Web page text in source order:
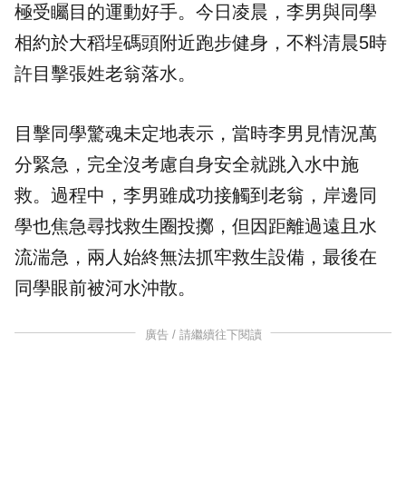
極受矚目的運動好手。今日凌晨，李男與同學
相約於大稻埕碼頭附近跑步健身，不料清晨5時
許目擊張姓老翁落水。
目擊同學驚魂未定地表示，當時李男見情況萬
分緊急，完全沒考慮自身安全就跳入水中施
救。過程中，李男雖成功接觸到老翁，岸邊同
學也焦急尋找救生圈投擲，但因距離過遠且水
流湍急，兩人始終無法抓牢救生設備，最後在
同學眼前被河水沖散。
廣告 / 請繼續往下閱讀